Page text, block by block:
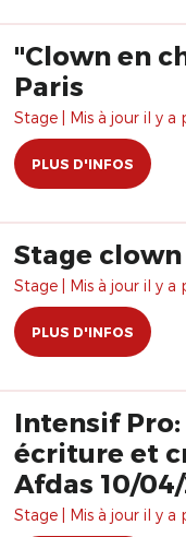
"Clown en
Paris
Stage | Mis à jour il y a
PLUS D'INFOS
Stage
Stage | Mis à jour il y a
PLUS D'INFOS
Intensif
écriture et
Afdas 10/
Stage | Mis à jour il y a